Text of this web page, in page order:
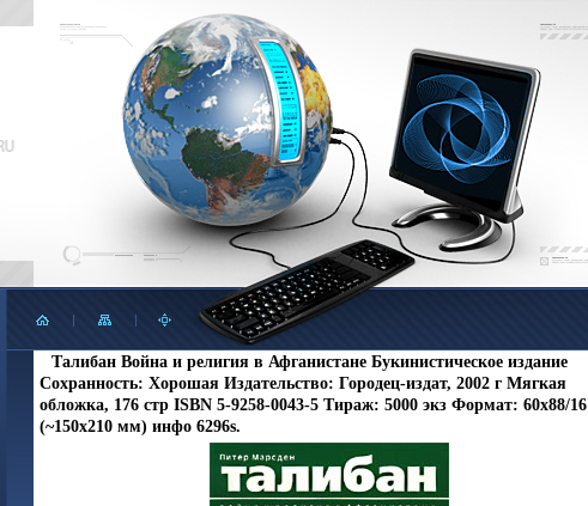
Талибан Война и религия в Афганистане Букинистическое издание
Сохранность: Хорошая Издательство: Городец-издат, 2002 г Мягкая
обложка, 176 стр ISBN 5-9258-0043-5 Тираж: 5000 экз Формат: 60x88/16
(~150x210 мм) инфо 6296s.